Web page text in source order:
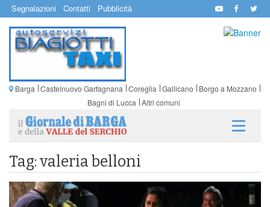
Segnalazioni Contatti Pubblicità
Barga Castelnuovo Garfagnana Coreglia Gallicano
Borgo a Mozzano
Bagni di Lucca Altri comuni
Tag: valeria belloni